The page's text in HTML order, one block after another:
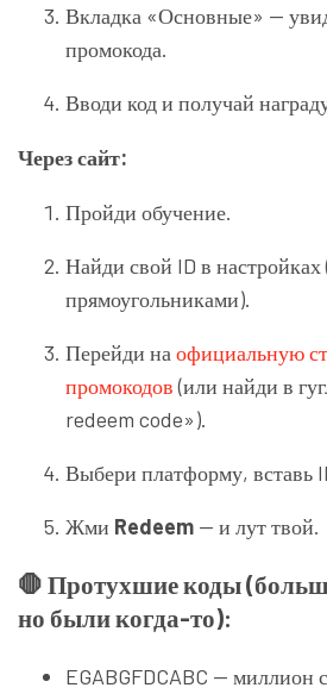
Вкладка «Основные» —
промокода.
Вводи код и получай
Через сайт:
Пройди обучение.
Найди свой ID в настройках
прямоугольниками).
Перейди на официальную
промокодов(или найди в
redeem code»).
Выбери платформу, вставь
Жми Redeem — и лут твой.
🛑 Протухшие коды
но были когда-то):
EGABGFDCABC — миллион